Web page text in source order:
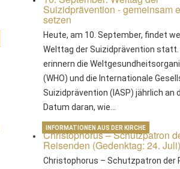
Advent – Bedeutung und gelebte
Traditionen
Suizidprävention - gemeinsam
setzen
Heute, am 10. September, findet
Welttag der Suizidprävention statt.
erinnern die
(WHO) und die Internationale
Suizidprävention (IASP) jährlich an
Datum daran, wie…
Christophorus – Schutzpatron
Reisenden (Gedenktag: 24. Juli)
Christophorus – Schutzpatron der
INFORMATIONEN AUS DER KIRCHE